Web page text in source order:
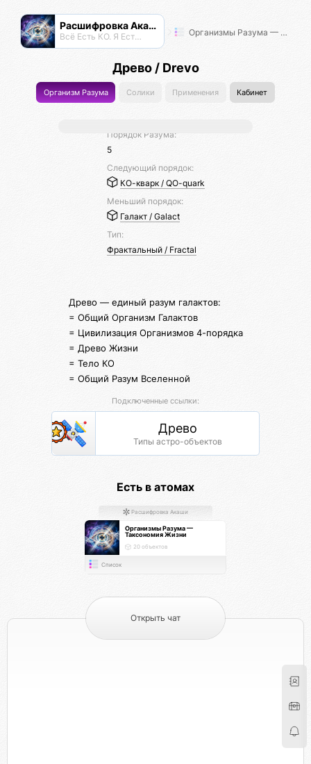
Расшифровка Акаши
Всё Есть КО. Я Есть КО. Организмы Разума — Таксономия Жизни
Древо / Drevo
Организм Разума Солики Применения Кабинет
Порядок Разума:
5
Следующий порядок:
КО-кварк / QO-quark
Меньший порядок:
Галакт / Galact
Тип:
Фрактальный / Fractal
Древо — единый разум галактов:
= Общий Организм Галактов
= Цивилизация Организмов 4-порядка
= Древо Жизни
= Тело КО
= Общий Разум Вселенной
Подключенные ссылки:
Древо
Типы астро-объектов
Есть в атомах
Расшифровка Акаши
Организмы Разума —
Таксономия Жизни
20 объектов
Список
Открыть чат